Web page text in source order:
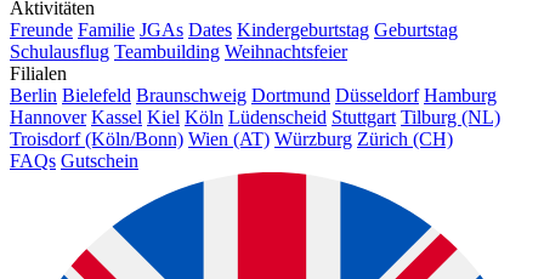
Aktivitäten
Freunde Familie JGAs Dates Kindergeburtstag Geburtstag
Schulausflug Teambuilding Weihnachtsfeier
Filialen
Berlin Bielefeld Braunschweig Dortmund Düsseldorf Hamburg
Hannover Kassel Kiel Köln Lüdenscheid Stuttgart Tilburg (NL)
Troisdorf (Köln/Bonn) Wien (AT) Würzburg Zürich (CH)
FAQs Gutschein